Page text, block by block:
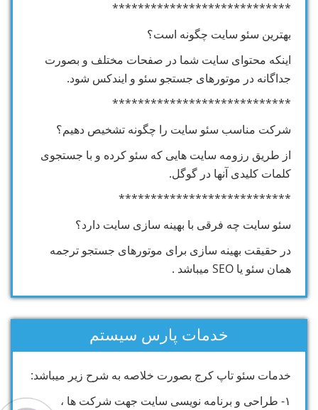
****************************
بهترین سئو سایت چگونه است؟
اینکه محتوای سایت شما در صفحات مختلف و بصورت
جداگانه در موتورهای جستجو سئو و ایندکس شود.
****************************
شرکت مناسب سئو سایت را چگونه تشخیص دهیم؟
از طریق رزومه سایت هایی که سئو کرده و با جستجوی
کلمات کلیدی آنها در گوگل.
***************************
سئو سایت چه فرقی با بهینه سازی سایت دارد؟
در حقیقت بهینه سازی برای موتورهای جستجو ترجمه
همان سئو یا SEO میباشد .
خدمات پارس سیستم
خدمات سئو تاپ کرج بصورت خلاصه به شرح زیر میباشد:
۱- طراحی و برنامه نویسی سایت جهت شرکت ها ،